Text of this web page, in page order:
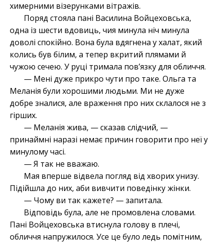
химерними візерунками вітражів.
Поряд стояла пані Василина Войцеховська,
одна із шести вдовиць, чия минула ніч минула
доволі спокійно. Вона була вдягнена у халат, який
колись був білим, а тепер вкритий плямами й
чужою сечею. У руці тримала пов’язку для обличчя.
— Мені дуже прикро чути про таке. Ольга та
Меланія були хорошими людьми. Ми не дуже
добре зналися, але враження про них склалося не з
гірших.
— Меланія жива, — сказав слідчий, —
принаймні наразі немає причин говорити про неї у
минулому часі.
— Я так не вважаю.
Мая вперше відвела погляд від хворих унизу.
Підійшла до них, аби вивчити поведінку жінки.
— Чому ви так кажете? — запитала.
Відповідь була, але не промовлена словами.
Пані Войцеховська втиснула голову в плечі,
обличчя напружилося. Усе це було ледь помітним,